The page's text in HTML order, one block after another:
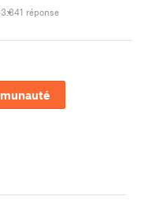
1 réponse